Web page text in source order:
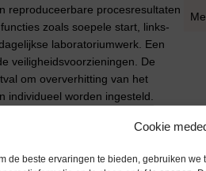
Cookie
de beste ervaringen te bieden, gebruiken
reproduceerbare procesresultaten
zoals soepele start, links-
laboratoriumwerk. Een
veiligheidsvoorzieningen. De
om oververhitting van het
individueel worden ingesteld.
van de badinstelling